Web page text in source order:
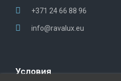
+371 24 66 88 96
info@ravalux.eu
Условия